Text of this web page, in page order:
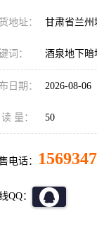
地址： 甘肃省兰州
词： 酒泉地下暗
日期： 2026-08-06
量： 50
电话：
QQ：